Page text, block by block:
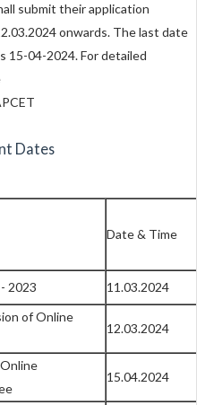
submit their application
onwards. The last date
15-04-2024. For detailed
Dates
Date & Time
2023 11.03.2024
of Online
12.03.2024
15.04.2024